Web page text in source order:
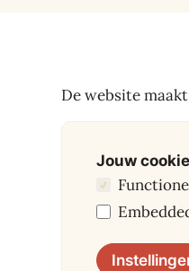
De website
Jouw